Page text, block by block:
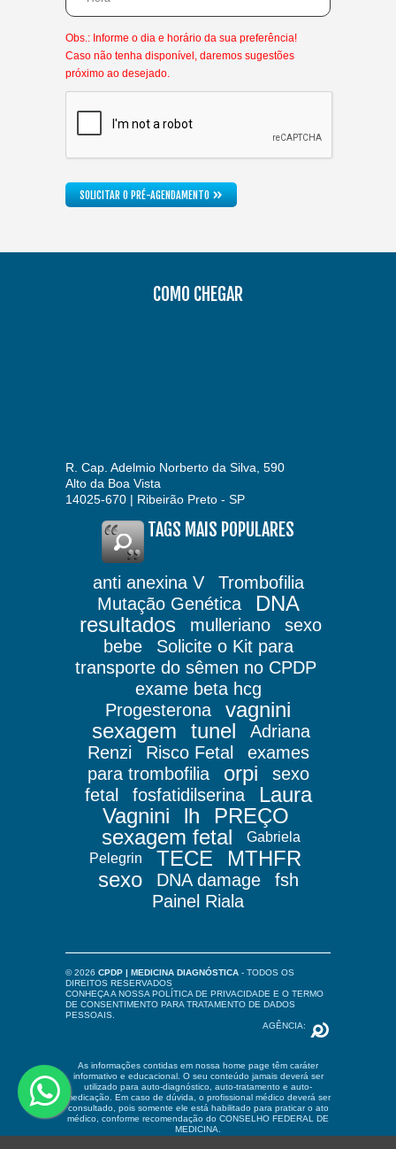
Obs.: Informe o dia e horário da sua preferência!
Caso não tenha disponível, daremos sugestões
próximo ao desejado.
SOLICITAR O PRÉ-AGENDAMENTO »
COMO CHEGAR
R. Cap. Adelmio Norberto da Silva, 590
Alto da Boa Vista
14025-670 | Ribeirão Preto - SP
TAGS MAIS POPULARES
anti anexina V
Trombofilia
Mutação Genética
DNA
resultados
mulleriano
sexo
bebe
Solicite o Kit para
transporte do sêmen no CPDP
exame beta hcg
Progesterona
vagnini
sexagem
tunel
Adriana
Renzi
Risco Fetal
exames
para trombofilia
orpi
sexo
fetal
fosfatidilserina
Laura
Vagnini
lh
PREÇO
sexagem fetal
Gabriela
Pelegrin
TECE
MTHFR
sexo
DNA damage
fsh
Painel Riala
© 2026 CPDP | MEDICINA DIAGNÓSTICA - TODOS OS
DIREITOS RESERVADOS
CONHEÇA A NOSSA POLÍTICA DE PRIVACIDADE E O TERMO
DE CONSENTIMENTO PARA TRATAMENTO DE DADOS
PESSOAIS
AGÊNCIA:
As informações contidas em nossa home page têm caráter
informativo e educacional. O seu conteúdo jamais deverá ser
utilizado para auto-diagnóstico, auto-tratamento e auto-
medicação. Em caso de dúvida, o profissional médico deverá ser
consultado, pois somente ele está habilitado para praticar o ato
médico, conforme recomendação do CONSELHO FEDERAL DE
MEDICINA.